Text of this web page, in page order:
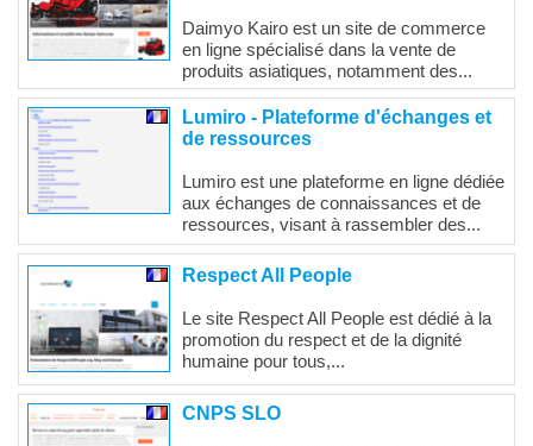
Daimyo Kairo est un site de commerce
en ligne spécialisé dans la vente de
produits asiatiques, notamment des...
Lumiro - Plateforme d'échanges et
de ressources
Lumiro est une plateforme en ligne dédiée
aux échanges de connaissances et de
ressources, visant à rassembler des...
Respect All People
Le site Respect All People est dédié à la
promotion du respect et de la dignité
humaine pour tous,...
CNPS SLO